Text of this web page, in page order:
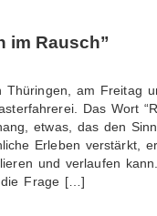
im Rausch”
Thüringen, am Freitag
Das Wort
etwas, das den
Erleben verstärkt,
und verlaufen
die Frage […]